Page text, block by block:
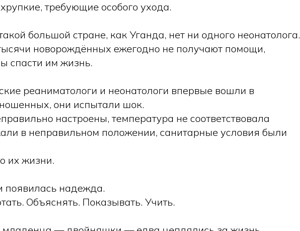
требующие особого ухода.
большой стране, как Уганда, нет ни одного неонатолога.
новорождённых ежегодно не получают помощи,
спасти им жизнь.
реаниматологи и неонатологи впервые вошли в
они испытали шок.
настроены, температура не соответствовала
в неправильном положении, санитарные условия были
их жизни.
появилась надежда.
Объяснять. Показывать. Учить.